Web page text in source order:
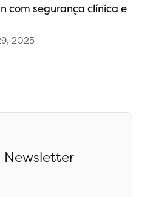
com segurança clínica e
2025
Newsletter